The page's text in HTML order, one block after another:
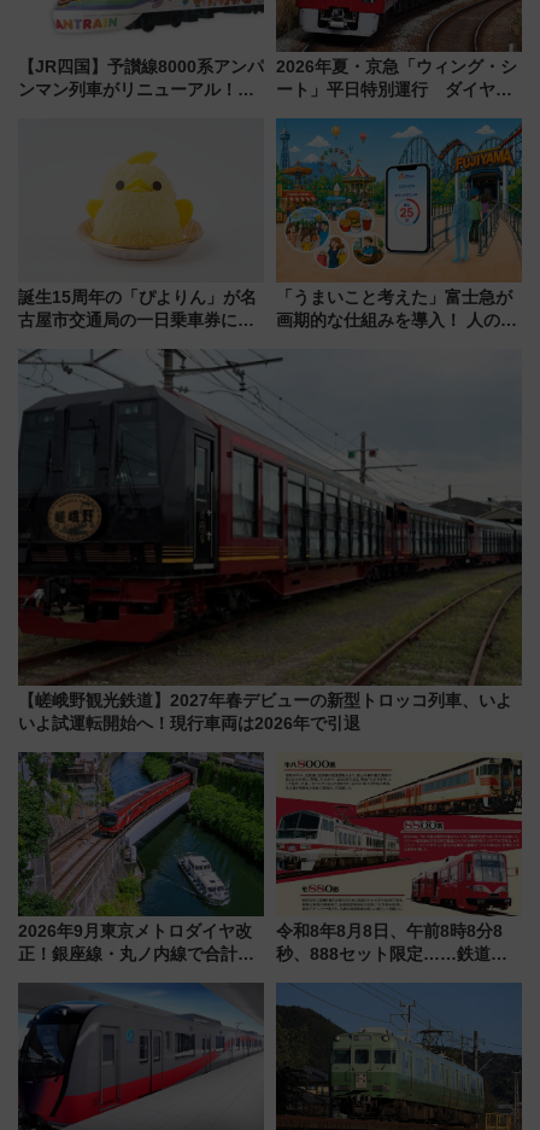
【JR四国】予讃線8000系アンパ
ンマン列車がリニューアル！内
2026年夏・京急「ウィング・シ
ート」平日特別運行 ダイヤ・
三浦海岸を堪能できるお出かけ
プランもご紹介
誕生15周年の「ぴよりん」が名
古屋市交通局の一日乗車券に！
定1万5000枚】
「うまいこと考えた」富士急が
画期的な仕組みを導入！ 人のか
ん」始動
【嵯峨野観光鉄道】2027年春デビューの新型トロッコ列車、いよ
いよ試運転開始へ！現行車両は2026年で引退
2026年9月東京メトロダイヤ改
正！銀座線・丸ノ内線で合計
令和8年8月8日、午前8時8分8
秒、888セット限定……鉄道各
たち